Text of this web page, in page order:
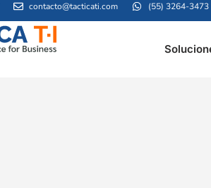
contacto@tacticati.com (55) 3264-3473